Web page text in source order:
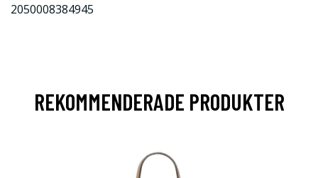
2050008384945
REKOMMENDERADE PRODUKTER